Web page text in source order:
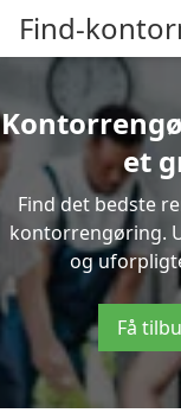
Find-
et
Find det bedste
kontorrengøring.
og
Få